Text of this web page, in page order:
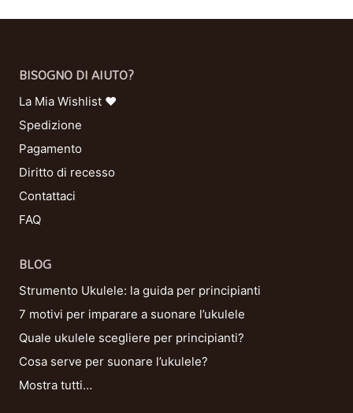
BISOGNO DI AIUTO?
La Mia Wishlist ❤
Spedizione
Pagamento
Diritto di recesso
Contattaci
FAQ
BLOG
Strumento Ukulele: la guida per principianti
7 motivi per imparare a suonare l’ukulele
Quale ukulele scegliere per principianti?
Cosa serve per suonare l’ukulele?
Mostra tutti…